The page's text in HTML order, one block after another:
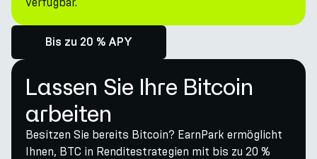
Bis zu 20 % APY
Lassen Sie Ihre Bitcoin
arbeiten
Besitzen Sie bereits Bitcoin? EarnPark ermöglicht
Ihnen, BTC in Renditestrategien mit bis zu 20 %